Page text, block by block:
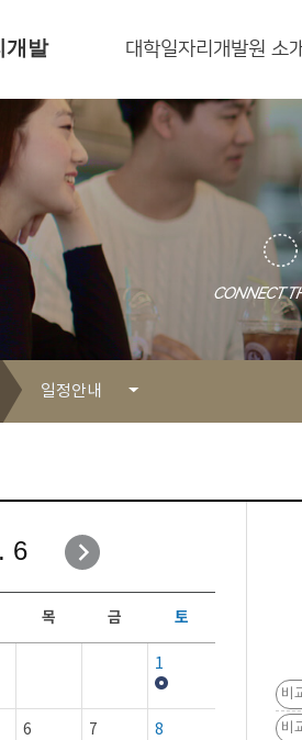
개발
대학일자리개발원 소
일정안내
자유게시판
일정안내
보도자료
행사갤러리
6
목 금 토
1
6 7 8
비
비